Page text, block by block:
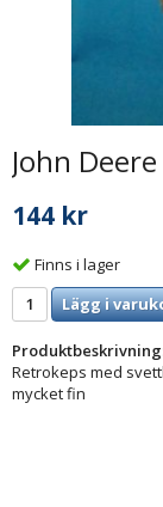
John
144 kr
Finns i lager
Lägg i
Retrokeps med
mycket fin